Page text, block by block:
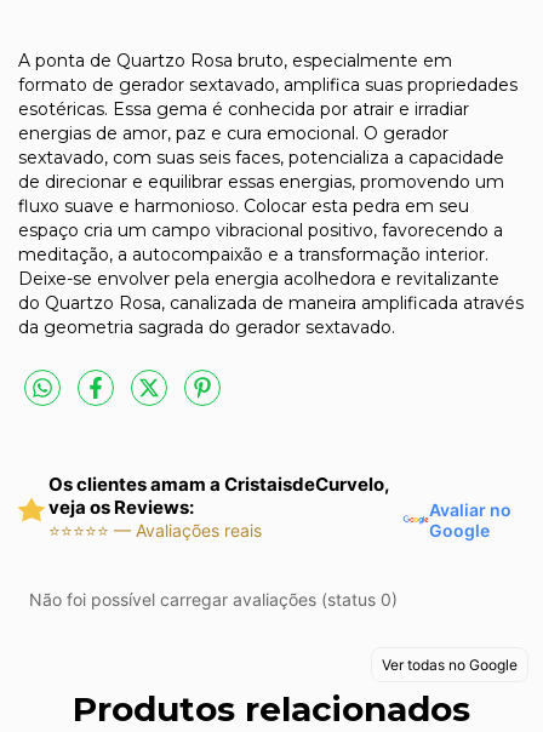
A ponta de Quartzo Rosa bruto, especialmente em
formato de gerador sextavado, amplifica suas propriedades
esotéricas. Essa gema é conhecida por atrair e irradiar
energias de amor, paz e cura emocional. O gerador
sextavado, com suas seis faces, potencializa a capacidade
de direcionar e equilibrar essas energias, promovendo um
fluxo suave e harmonioso. Colocar esta pedra em seu
espaço cria um campo vibracional positivo, favorecendo a
meditação, a autocompaixão e a transformação interior.
Deixe-se envolver pela energia acolhedora e revitalizante
do Quartzo Rosa, canalizada de maneira amplificada através
da geometria sagrada do gerador sextavado.
Os clientes amam a CristaisdeCurvelo,
veja os Reviews:
⭐⭐⭐⭐⭐ — Avaliações reais
Avaliar no
Google
Não foi possível carregar avaliações (status 0)
Ver todas no Google
Produtos relacionados